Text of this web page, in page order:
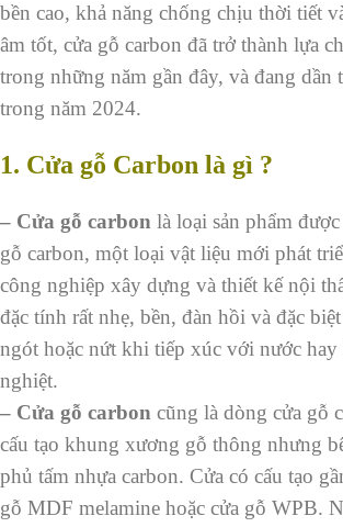
bền cao, khả năng chống chịu thời tiết
âm tốt, cửa gỗ carbon đã trở thành lựa
trong những năm gần đây, và đang dần
trong năm 2024.
1. Cửa gỗ Carbon là gì ?
– Cửa gỗ carbon là loại sản phẩm
gỗ carbon, một loại vật liệu mới phát
công nghiệp xây dựng và thiết kế nội
đặc tính rất nhẹ, bền, đàn hồi và đặc
ngót hoặc nứt khi tiếp xúc với nước hay
nghiệt.
– Cửa gỗ carbon cũng là dòng cửa gỗ
cấu tạo khung xương gỗ thông nhưng
phủ tấm nhựa carbon. Cửa có cấu tạo
gỗ MDF melamine hoặc cửa gỗ WPB.